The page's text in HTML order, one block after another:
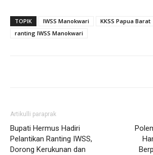
TOPIK IWSS Manokwari
KKSS Papua Barat
ranting IWSS Manokwari
Artikulli paraprak
Bupati Hermus Hadiri
Pelantikan Ranting IWSS,
Dorong Kerukunan dan